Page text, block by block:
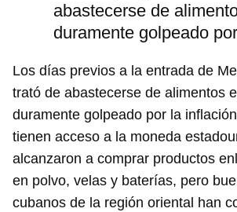
abastecerse de
duramente golpeado
Los días previos a la entrada de
trató de abastecerse de alimentos
duramente golpeado por la
tienen acceso a la moneda
alcanzaron a comprar productos
en polvo, velas y baterías, pero
cubanos de la región oriental han